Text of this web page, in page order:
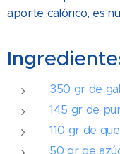
aporte calórico, es
350 gr de
145 gr de
110 gr de
50 gr de